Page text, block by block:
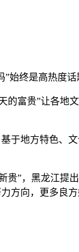
始终是高热度话
贵”让各地
地方特色、
，黑龙江提
方向，更多良